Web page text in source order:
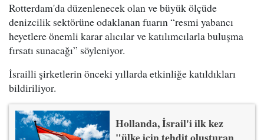
Rotterdam'da düzenlenecek olan ve büyük ölçüde
denizcilik sektörüne odaklanan fuarın “resmi yabancı
heyetlere önemli karar alıcılar ve katılımcılarla buluşma
fırsatı sunacağı” söyleniyor.
İsrailli şirketlerin önceki yıllarda etkinliğe katıldıkları
bildiriliyor.
Hollanda, İsrail'i ilk kez